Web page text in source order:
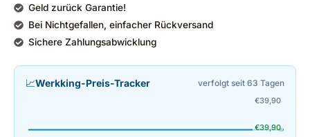
Geld zurück Garantie!
Bei Nichtgefallen, einfacher Rückversand
Sichere Zahlungsabwicklung
📈Werkking-Preis-Tracker verfolgt seit 63 Tagen
€39,90
€39,90